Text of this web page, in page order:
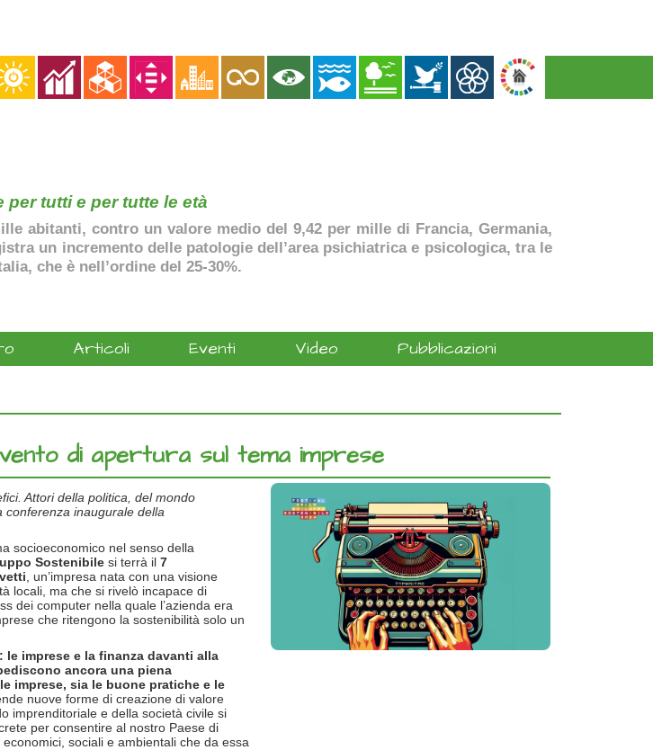
tutti e per tutte le età
abitanti, contro un valore medio del 9,42 per mille di Francia, Germania,
un incremento delle patologie dell’area psichiatrica e psicologica, tra le
che è nell’ordine del 25-30%.
Articoli Eventi Video Pubblicazioni
di apertura sul tema imprese
Attori della politica, del mondo
inaugurale della
socioeconomico nel senso della
Sostenibile si terrà il 7
, un’impresa nata con una visione
locali, ma che si rivelò incapace di
dei computer nella quale l’azienda era
che ritengono la sostenibilità solo un
imprese e la finanza davanti alla
ancora una piena
imprese, sia le buone pratiche e le
nuove forme di creazione di valore
imprenditoriale e della società civile si
per consentire al nostro Paese di
sociali e ambientali che da essa